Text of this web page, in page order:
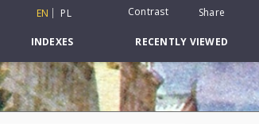
EN PL Contrast Share
INDEXES RECENTLY VIEWED